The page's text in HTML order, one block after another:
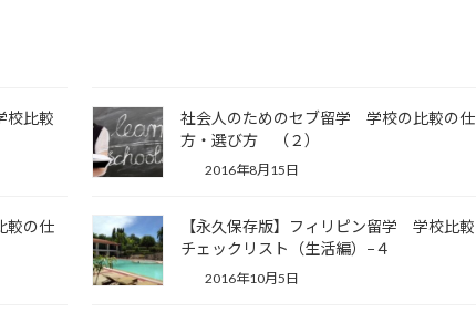
校比較
社会人のためのセブ留学 学校の比較の仕
方・選び方 （２）
2016年8月15日
較の仕
【永久保存版】フィリピン留学 学校比較
チェックリスト（生活編）−４
2016年10月5日